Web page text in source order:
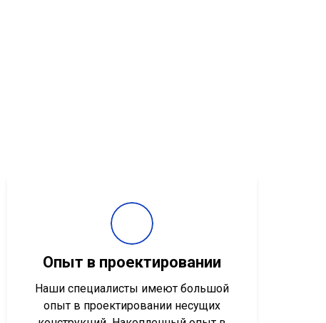
Опыт в проектировании
Наши специалисты имеют большой
опыт в проектировании несущих